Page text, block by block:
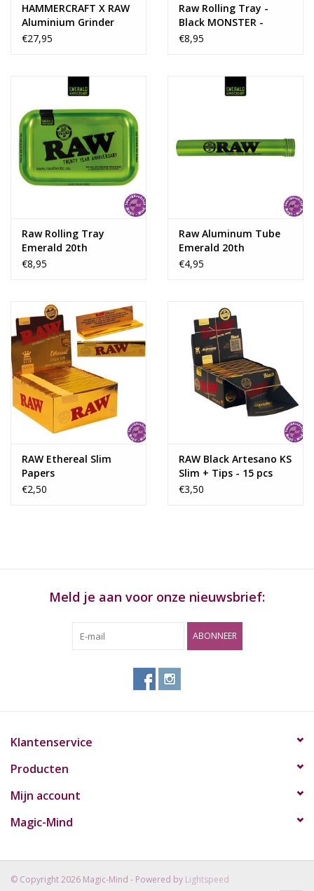
HAMMERCRAFT X RAW
Aluminium Grinder
4parts - RASTA LARGE
€27,95
Raw Rolling Tray -
Black MONSTER -
Small 17.5cm x 27.5cm
€8,95
Raw Rolling Tray
Emerald 20th
Anniversary Edition
€8,95
Raw Aluminum Tube
Emerald 20th
Anniversary Edition
€4,95
RAW Ethereal Slim
Papers
€2,50
RAW Black Artesano KS
Slim + Tips - 15 pcs
€3,50
Meld je aan voor onze nieuwsbrief:
ABONNEER
Klantenservice
Producten
Mijn account
Magic-Mind
© Copyright 2026 Magic-Mind - Powered by Lightspeed